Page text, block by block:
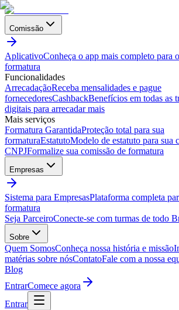
Comissão
AplicativoConheça o app mais completo para
formatura
Funcionalidades
ArrecadaçãoReceba mensalidades e pague
fornecedoresCashbackBenefícios em todas as
digitais para arrecadar mais
Mais serviços
Formatura GarantidaProteção total para sua
formaturaEstatutoModelo de estatuto para sua
CNPJFormalize sua comissão de formatura
Empresas
Sistema para EmpresasPlataforma completa
formatura
Seja ParceiroConecte-se com turmas de todo
Sobre
Quem SomosConheça nossa história e missão
matérias sobre nósContatoFale com a nossa
Blog
EntrarComece agora
Entrar